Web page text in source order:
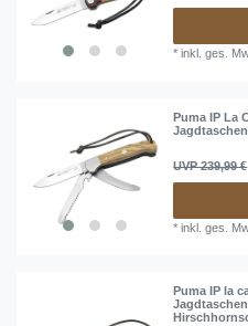
Taschenmesser
auch durch
Leistungsverhältnis aus.
Label Puma TEC viele
Manufakturen gefertigt.
*inkl. ges.
Puma IP La
UVP 239,99 €
*inkl. ges.
Puma IP la